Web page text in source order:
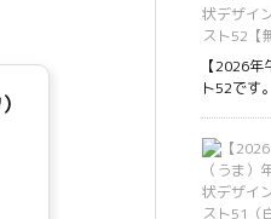
【2026
ト52です